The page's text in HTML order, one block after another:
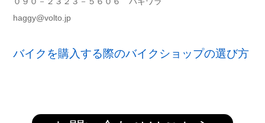
haggy@volto.jp
バイクを購入する際のバイクショップの選び方